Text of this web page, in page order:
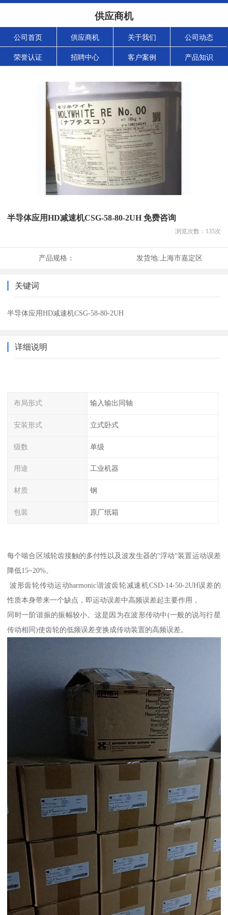
供应商机
公司首页 供应商机 关于我们 公司动态
荣誉认证 招聘中心 客户案例 产品知识
半导体应用HD减速机CSG-58-80-2UH 免费咨询
浏览次数： 135次
产品规格： 发货地: 上海市嘉定区
关键词
半导体应用HD减速机CSG-58-80-2UH
详细说明
布局形式 输入输出同轴
安装形式 立式卧式
级数 单级
用途 工业机器
材质 钢
包装 原厂纸箱
每个啮合区域轮齿接触的多付性以及波发生器的“浮动“装置运动误差
降低15~20%。
波形齿轮传动运动harmonic谐波齿轮减速机CSD-14-50-2UH误差的
性质本身带来一个缺点，即运动误差中高频误差起主要作用，
同时一阶谐振的振幅较小。这是因为在波形传动中(一般的说与行星
传动相同)使齿轮的低频误差变换成传动装置的高频误差。